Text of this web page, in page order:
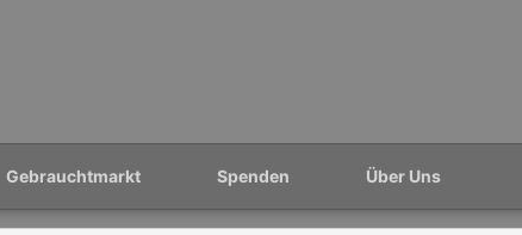
Gebrauchtmarkt Spenden Über Uns